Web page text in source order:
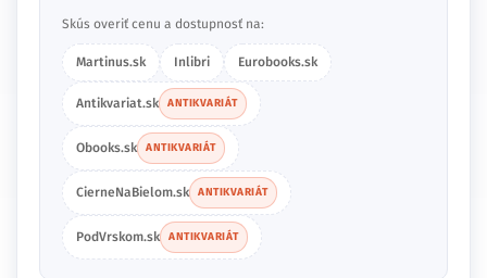
Skús overiť cenu a dostupnosť na:
Martinus.sk Inlibri Eurobooks.sk
Antikvariat.sk ANTIKVARIÁT
Obooks.sk ANTIKVARIÁT
CierneNaBielom.sk ANTIKVARIÁT
PodVrskom.sk ANTIKVARIÁT